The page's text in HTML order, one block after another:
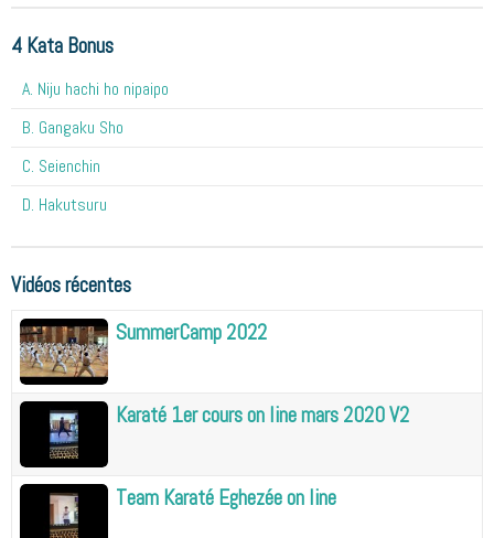
4 Kata Bonus
A. Niju hachi ho nipaipo
B. Gangaku Sho
C. Seienchin
D. Hakutsuru
Vidéos récentes
SummerCamp 2022
Karaté 1er cours on line mars 2020 V2
Team Karaté Eghezée on line